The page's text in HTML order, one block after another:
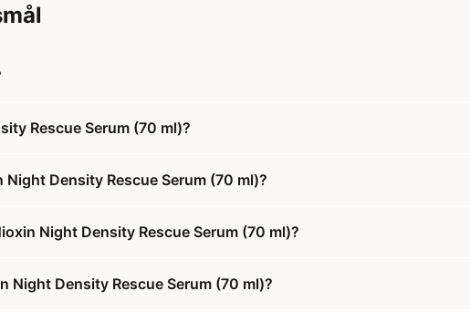
Rescue Serum (70 ml)?
Density Rescue Serum (70 ml)?
Night Density Rescue Serum (70 ml)?
Night Density Rescue Serum (70 ml)?